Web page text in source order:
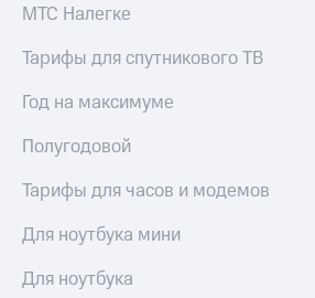
МТС Налегке
Тарифы для спутникового ТВ
Год на максимуме
Полугодовой
Тарифы для часов и модемов
Для ноутбука мини
Для ноутбука